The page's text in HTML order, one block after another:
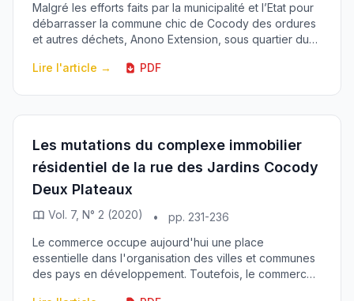
Malgré les efforts faits par la municipalité et l’Etat pour
débarrasser la commune chic de Cocody des ordures
et autres déchets, Anono Extension, sous quartier du
Lire l'article →
PDF
Les mutations du complexe immobilier
résidentiel de la rue des Jardins Cocody
Deux Plateaux
Vol. 7, N° 2 (2020) •
pp. 231-236
Le commerce occupe aujourd'hui une place
essentielle dans l'organisation des villes et communes
des pays en développement. Toutefois, le commerce